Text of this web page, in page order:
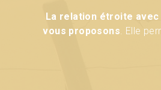
Notre photo : cette
La relation étroite
vous proposons. Elle
Certains vins sont
Attention,